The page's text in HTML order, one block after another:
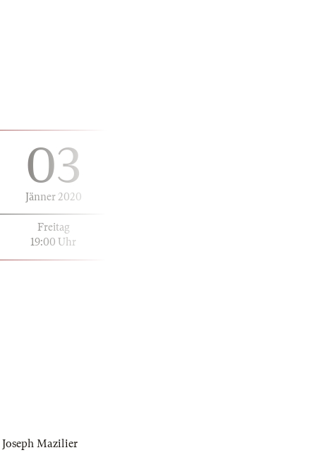
03
Jänner 2020
Freitag
19:00 Uhr
Joseph Mazilier